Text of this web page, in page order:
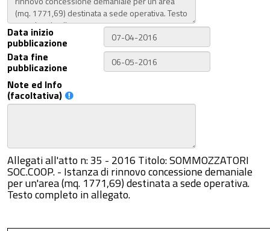
Data inizio
pubblicazione
Data fine
pubblicazione
Note ed Info
(facoltativa)
Allegati all'atto n: 35 - 2016 Titolo: SOMMOZZATORI
SOC.COOP. - Istanza di rinnovo concessione demaniale
per un'area (mq. 1771,69) destinata a sede operativa.
Testo completo in allegato.